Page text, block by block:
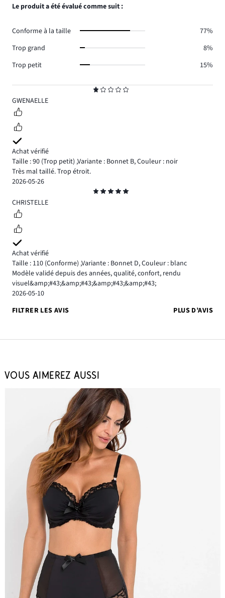
1
GWENAELLE
Achat vérifié
Taille : 90 (Trop petit) ,Variante : Bonnet B,Couleur : noir
Très mal taillé. Trop étroit.
2026-05-26
5
CHRISTELLE
Achat vérifié
Taille : 110 (Conforme) ,Variante : Bonnet D,Couleur : blanc
Modèle validé depuis des années, qualité, confort, rendu
visuel&amp;#43;&amp;#43;&amp;#43;&amp;#43;
2026-05-10
FILTRER LES AVIS
PLUS D’AVIS
8.
votes
de
4.
Le produit a été évalué comme suit :
Conforme à la taille
77%
Trop grand
8%
Trop petit
15%
VOUS AIMEREZ AUSSI